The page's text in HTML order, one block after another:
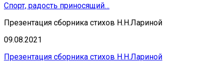
Спорт, радость приносящий…
Презентация сборника стихов Н.Н.Лариной
09.08.2021
Презентация сборника стихов Н.Н.Лариной